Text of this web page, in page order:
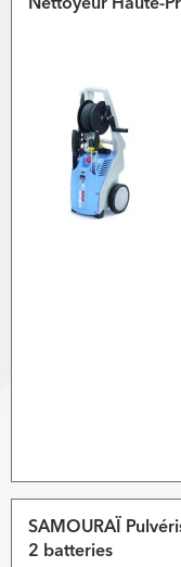
Nettoyeur Haute-
SAMOURAÏ
2 batteries